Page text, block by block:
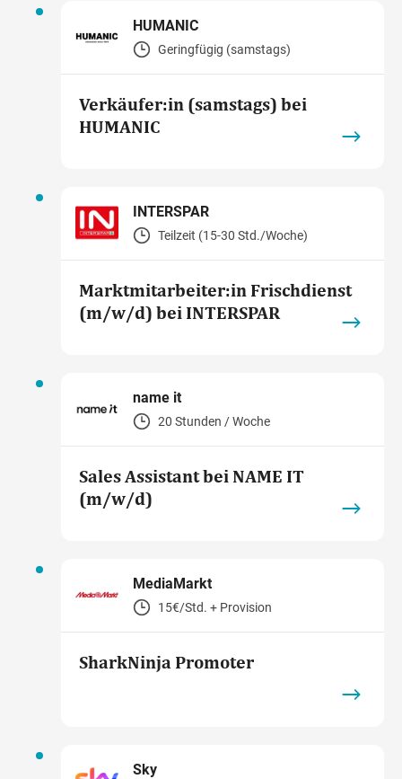
HUMANIC
Geringfügig (samstags)
Verkäufer:in (samstags) bei
HUMANIC
INTERSPAR
Teilzeit (15-30 Std./Woche)
Marktmitarbeiter:in Frischdienst
(m/w/d) bei INTERSPAR
name it
20 Stunden / Woche
Sales Assistant bei NAME IT
(m/w/d)
MediaMarkt
15€/Std. + Provision
SharkNinja Promoter
Sky